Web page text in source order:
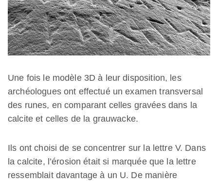
Une fois le modèle 3D à leur disposition, les
archéologues ont effectué un examen transversal
des runes, en comparant celles gravées dans la
calcite et celles de la grauwacke.
Ils ont choisi de se concentrer sur la lettre V. Dans
la calcite, l’érosion était si marquée que la lettre
ressemblait davantage à un U. De manière